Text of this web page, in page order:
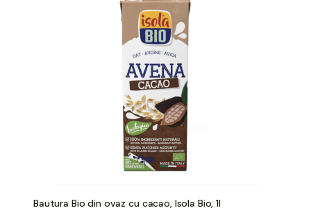
Bautura Bio din ovaz cu cacao, Isola Bio, 1l